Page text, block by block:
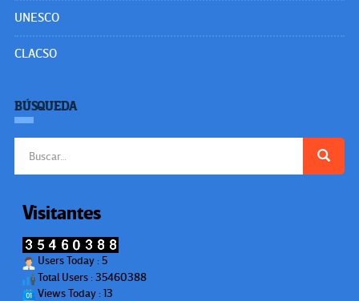
UNESCO
CLACSO
BÚSQUEDA
Visitantes
Users Today : 5
Total Users : 35460388
Views Today : 13